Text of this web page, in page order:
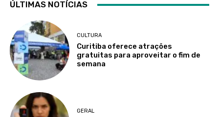
ÚLTIMAS NOTÍCIAS
CULTURA
Curitiba oferece atrações
gratuitas para aproveitar o fim de
semana
GERAL